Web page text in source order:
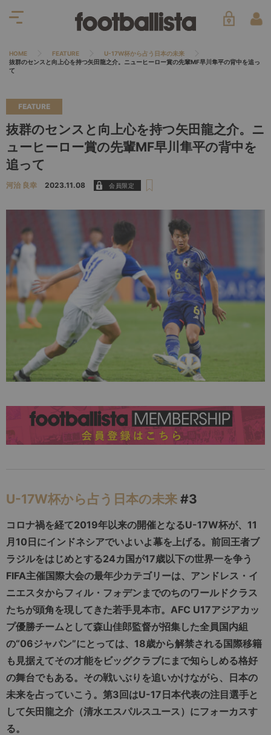
HOME FEATURE
U-17W杯から占う日本の未来
抜群のセンスと向上心を持つ矢田龍之介。ニューヒーロー賞の先輩MF早川隼平の背中を追っ
て
FEATURE
抜群のセンスと向上心を持つ矢田龍之介。ニ
ューヒーロー賞の先輩MF早川隼平の背中を
追って
河治 良幸 2023.11.08
U-17W杯から占う日本の未来 #3
コロナ禍を経て2019年以来の開催となるU-17W杯が、11
月10日にインドネシアでいよいよ幕を上げる。前回王者ブ
ラジルをはじめとする24カ国が17歳以下の世界一を争う
FIFA主催国際大会の最年少カテゴリーは、アンドレス・イ
ニエスタからフィル・フォデンまでのちのワールドクラス
たちが頭角を現してきた若手見本市。AFC U17アジアカッ
プ優勝チームとして森山佳郎監督が招集した全員国内組
の“06ジャパン”にとっては、18歳から解禁される国際移籍
も見据えてその才能をビッグクラブにまで知らしめる格好
の舞台でもある。その戦いぶりを追いかけながら、日本の
未来を占っていこう。第3回はU-17日本代表の注目選手と
して矢田龍之介（清水エスパルスユース）にフォーカスす
る。